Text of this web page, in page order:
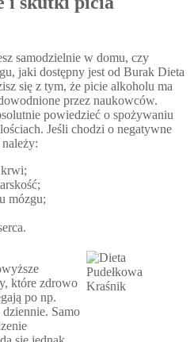
samodzielnie w domu, czy
jaki dostępny jest od Burak Dieta
się z tym, że picie alkoholu ma
przez naukowców.
powiedzieć o spożywaniu
Jeśli chodzi o negatywne
mózgu;
które zdrowo
po np.
Samo